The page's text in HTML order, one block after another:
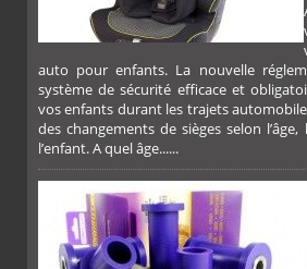
auto pour enfants. La nouvelle
système de sécurité efficace et
vos enfants durant les trajets
des changements de sièges selon
l’enfant. A quel âge......